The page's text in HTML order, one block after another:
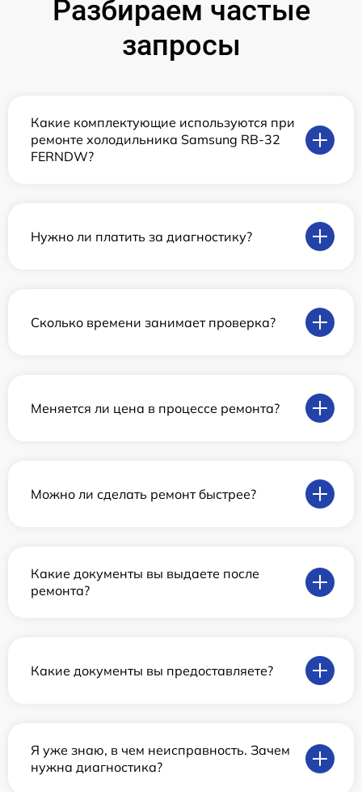
Разбираем частые
запросы
Какие комплектующие используются при
ремонте холодильника Samsung RB-32
FERNDW?
Нужно ли платить за диагностику?
Сколько времени занимает проверка?
Меняется ли цена в процессе ремонта?
Можно ли сделать ремонт быстрее?
Какие документы вы выдаете после
ремонта?
Какие документы вы предоставляете?
Я уже знаю, в чем неисправность. Зачем
нужна диагностика?